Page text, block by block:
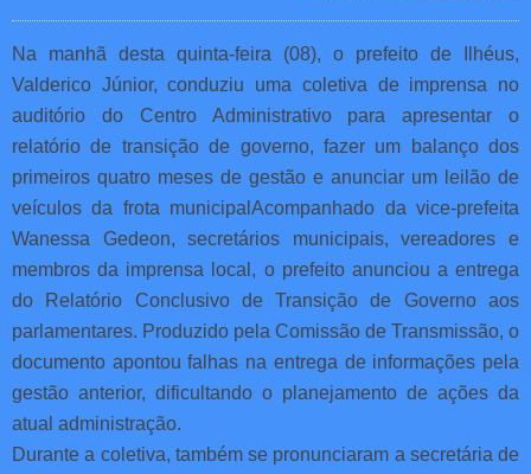
Na manhã desta quinta-feira (08), o prefeito de Ilhéus,
Valderico Júnior, conduziu uma coletiva de imprensa no
auditório do Centro Administrativo para apresentar o
relatório de transição de governo, fazer um balanço dos
primeiros quatro meses de gestão e anunciar um leilão de
veículos da frota municipalAcompanhado da vice-prefeita
Wanessa Gedeon, secretários municipais, vereadores e
membros da imprensa local, o prefeito anunciou a entrega
do Relatório Conclusivo de Transição de Governo aos
parlamentares. Produzido pela Comissão de Transmissão, o
documento apontou falhas na entrega de informações pela
gestão anterior, dificultando o planejamento de ações da
atual administração.
Durante a coletiva, também se pronunciaram a secretária de